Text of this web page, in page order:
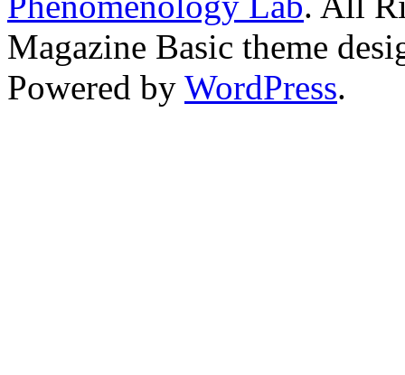
Magazine Basic theme
Powered by WordPress.